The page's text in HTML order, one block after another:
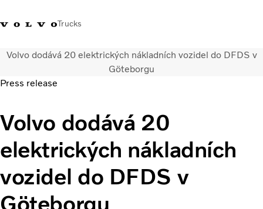
Trucks
+420 271 021
Klub řidičů
Přihlášení k Volvo
aplikacím
Česká
Modely
Služby
Použitá vozidla
Servisní síť a prodej
Novinky
Kontaktujte nás
Volvo dodává 20 elektrických nákladních vozidel do DFDS v
Göteborgu
Press release
Volvo dodává 20
elektrických nákladních
vozidel do DFDS v
Göteborgu